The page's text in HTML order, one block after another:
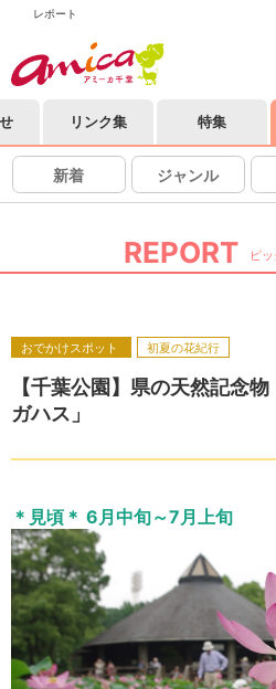
レポート
リンク集 特集
新着 ジャンル
REPORT ピ
おでかけスポット 初夏の花紀行
【千葉公園】県の天然記念
ガハス」
＊見頃＊ 6月中旬～7月上旬